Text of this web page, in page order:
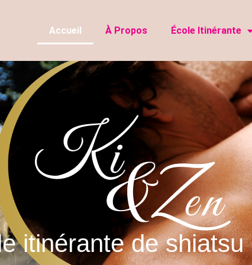
Accueil À Propos École Itinérante
itinérante de shiatsu